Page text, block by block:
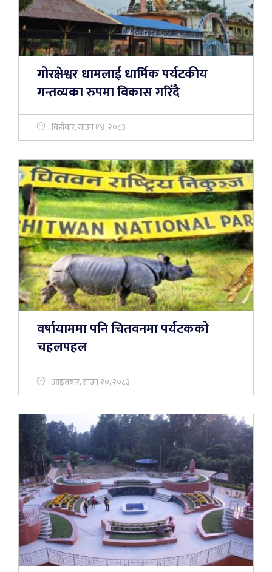
गोरक्षेश्वर धामलाई धार्मिक पर्यटकीय
गन्तव्यका रुपमा विकास गरिँदै
बिहीबार, साउन १४, २०८३
वर्षायाममा पनि चितवनमा पर्यटकको
चहलपहल
आइतबार, साउन १०, २०८३